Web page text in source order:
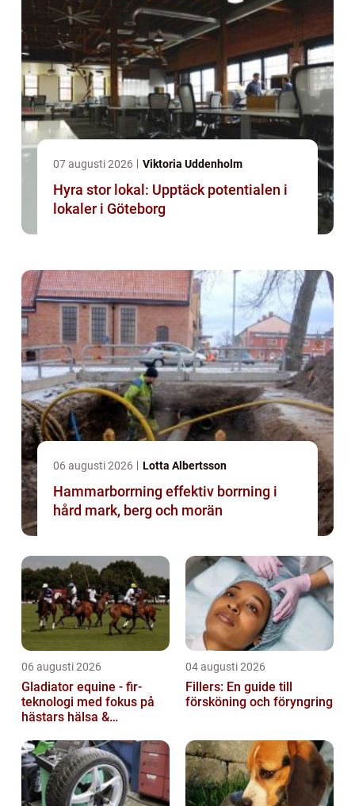
07 augusti 2026 Viktoria Uddenholm
Hyra stor lokal: Upptäck potentialen i
lokaler i Göteborg
06 augusti 2026 Lotta Albertsson
Hammarborrning effektiv borrning i
hård mark, berg och morän
06 augusti 2026
Gladiator equine - fir-
teknologi med fokus på
hästars hälsa &
04 augusti 2026
Fillers: En guide till
försköning och föryngring